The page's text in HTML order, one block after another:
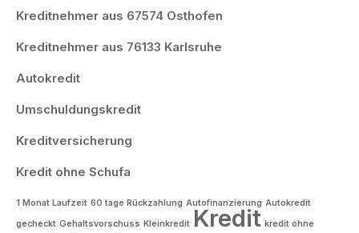
Kreditnehmer aus 67574 Osthofen
Kreditnehmer aus 76133 Karlsruhe
Autokredit
Umschuldungskredit
Kreditversicherung
Kredit ohne Schufa
1 Monat Laufzeit 60 tage Rückzahlung Autofinanzierung Autokredit
gecheckt Gehaltsvorschuss Kleinkredit Kredit kredit ohne